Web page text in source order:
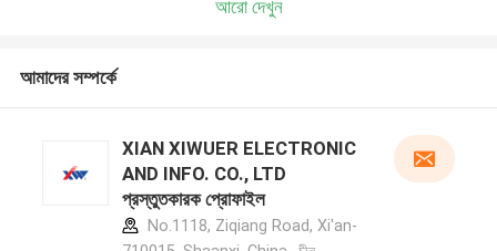
আরো দেখুন
আমাদের সম্পর্কে
XIAN XIWUER ELECTRONIC
AND INFO. CO., LTD
প্রস্তুতকারক প্রোফাইল
No.1118, Ziqiang Road, Xi'an-